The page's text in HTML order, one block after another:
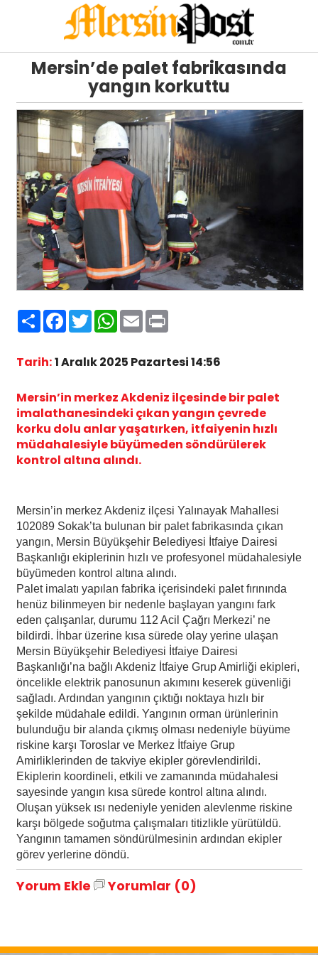
Mersin’de palet fabrikasında
yangın korkuttu
PaylaşFacebook
TwitterWhatsApp
EmailPrint
Tarih:1 Aralık 2025 Pazartesi 14:56
Mersin’in merkez Akdeniz ilçesinde bir palet
imalathanesindeki çıkan yangın çevrede
korku dolu anlar yaşatırken, itfaiyenin hızlı
müdahalesiyle büyümeden söndürülerek
kontrol altına alındı.
Mersin’in merkez Akdeniz ilçesi Yalınayak Mahallesi
102089 Sokak’ta bulunan bir palet fabrikasında çıkan
yangın, Mersin Büyükşehir Belediyesi İtfaiye Dairesi
Başkanlığı ekiplerinin hızlı ve profesyonel müdahalesiyle
büyümeden kontrol altına alındı.
Palet imalatı yapılan fabrika içerisindeki palet fırınında
henüz bilinmeyen bir nedenle başlayan yangını fark
eden çalışanlar, durumu 112 Acil Çağrı Merkezi’ ne
bildirdi. İhbar üzerine kısa sürede olay yerine ulaşan
Mersin Büyükşehir Belediyesi İtfaiye Dairesi
Başkanlığı’na bağlı Akdeniz İtfaiye Grup Amirliği ekipleri,
öncelikle elektrik panosunun akımını keserek güvenliği
sağladı. Ardından yangının çıktığı noktaya hızlı bir
şekilde müdahale edildi. Yangının orman ürünlerinin
bulunduğu bir alanda çıkmış olması nedeniyle büyüme
riskine karşı Toroslar ve Merkez İtfaiye Grup
Amirliklerinden de takviye ekipler görevlendirildi.
Ekiplerin koordineli, etkili ve zamanında müdahalesi
sayesinde yangın kısa sürede kontrol altına alındı.
Oluşan yüksek ısı nedeniyle yeniden alevlenme riskine
karşı bölgede soğutma çalışmaları titizlikle yürütüldü.
Yangının tamamen söndürülmesinin ardından ekipler
görev yerlerine döndü.
Yorum Ekle Yorumlar (0)